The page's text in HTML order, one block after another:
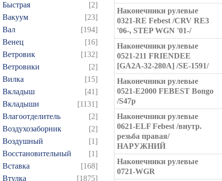
Быстрая
[2]
Вакуум
[23]
Вал
[194]
Венец
[16]
Ветровик
[132]
Ветровики
[2]
Вилка
[15]
Вкладыш
[41]
Вкладыши
[1131]
Влагоотделитель
[2]
Воздухозаборник
[2]
Воздушный
[1]
Восстановительный
[1]
Вставка
[168]
Втулка
[1875]
Наконечники рулевые
0321-RE Febest /CRV RE3
'06-, STEP WGN '01-/
Наконечники рулевые
0521-211 FRIENDEE
[GA2A-32-280A] /SE-1591/
Наконечники рулевые
0521-E2000 FEBEST Bongo
/S47p
Наконечники рулевые
0621-ELF Febest /внутр.
резьба правая/
НАРУЖНИЙ
Наконечники рулевые
0721-WGR